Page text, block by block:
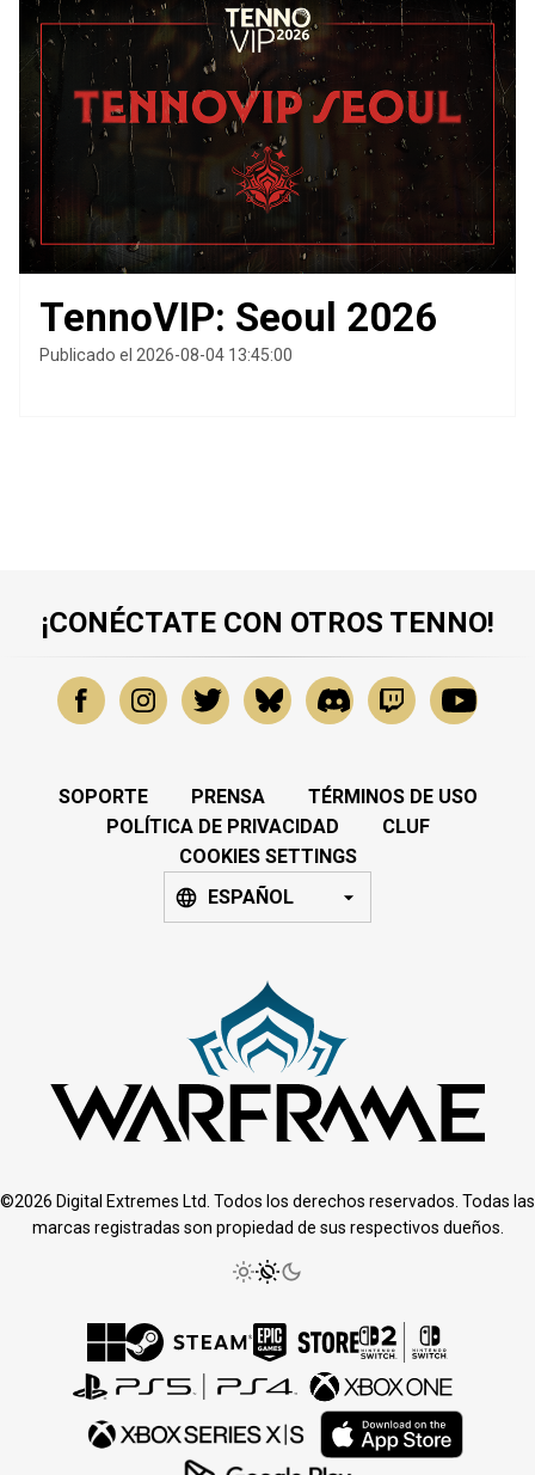
TennoVIP: Seoul 2026
Publicado el 2026-08-04 13:45:00
¡CONÉCTATE CON OTROS TENNO!
SOPORTE PRENSA
TÉRMINOS DE USO
POLÍTICA DE PRIVACIDAD
CLUF
COOKIES SETTINGS
ESPAÑOL
©2026 Digital Extremes Ltd. Todos los derechos reservados. Todas las
marcas registradas son propiedad de sus respectivos dueños.